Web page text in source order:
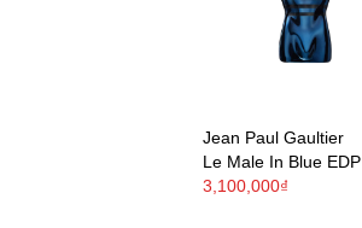
Jean Paul Gaultier
Le Male In Blue EDP
3,100,000₫